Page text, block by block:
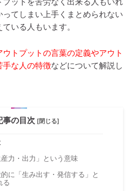
てしまい上手くまとめられない
いる人もいます。
ウトプットの言葉の定義やアウト
手な人の特徴などについて解説し
事の目次 [閉じる]
力・出力」という意味
に「生み出す・発信する」と
る